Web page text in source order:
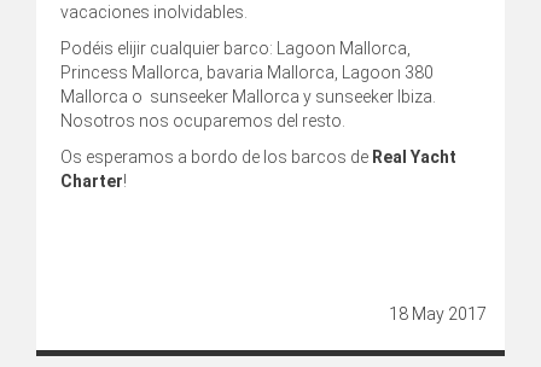
vacaciones inolvidables.
Podéis elijir cualquier barco: Lagoon Mallorca,
Princess Mallorca, bavaria Mallorca, Lagoon 380
Mallorca o sunseeker Mallorca y sunseeker Ibiza.
Nosotros nos ocuparemos del resto.
Os esperamos a bordo de los barcos de Real Yacht
Charter!
18 May 2017